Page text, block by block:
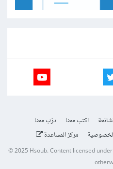
اكتب معنا
درّب معنا
مركز المساعدة
© 2025Hsoub.Content licensed